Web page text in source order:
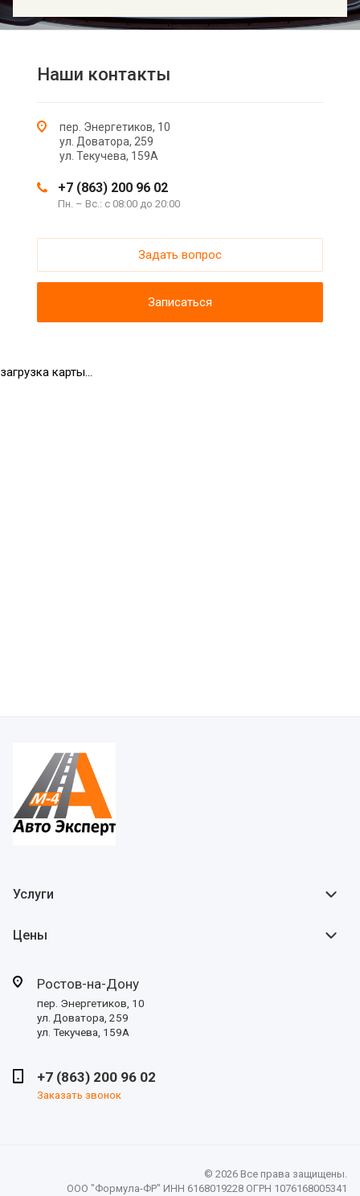
Наши контакты
пер. Энергетиков, 10
ул. Доватора, 259
ул. Текучева, 159А
+7 (863) 200 96 02
Пн. – Вс.: с 08:00 до 20:00
Задать вопрос
Записаться
загрузка карты...
Услуги
Цены
Ростов-на-Дону
пер. Энергетиков, 10
ул. Доватора, 259
ул. Текучева, 159А
+7 (863) 200 96 02
Заказать звонок
© 2026 Все права защищены.
ООО "Формула-ФР" ИНН 6168019228 ОГРН 1076168005341